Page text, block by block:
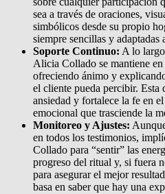
sea a través de oraciones,
simbólicos desde su propio
siempre sencillas y adaptadas
Soporte Continuo: A lo
Alicia Collado se mantiene
ofreciendo ánimo y
el cliente pueda percibir. Esta
ansiedad y fortalece la fe en
emocional que trasciende la
Monitoreo y Ajustes:
en todos los testimonios,
Collado para “sentir” las
progreso del ritual y, si fuera
para asegurar el mejor
basa en saber que hay una